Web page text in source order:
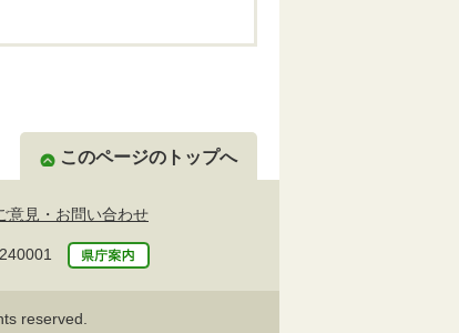
このページのトップへ
意見・お問い合わせ
reserved.